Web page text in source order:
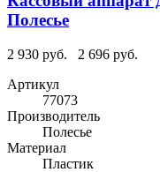
Полесье
2 930 руб.
2 696 руб.
Артикул
77073
Производитель
Полесье
Материал
Пластик